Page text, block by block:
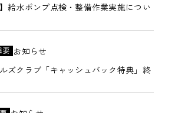
給水ポンプ点検・整備作業実施につい
ズクラブ「キャッシュバック特典」終
要 お知らせ